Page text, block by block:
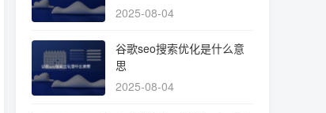
2025-08-04
谷歌seo搜索优化是什么意
思
2025-08-04